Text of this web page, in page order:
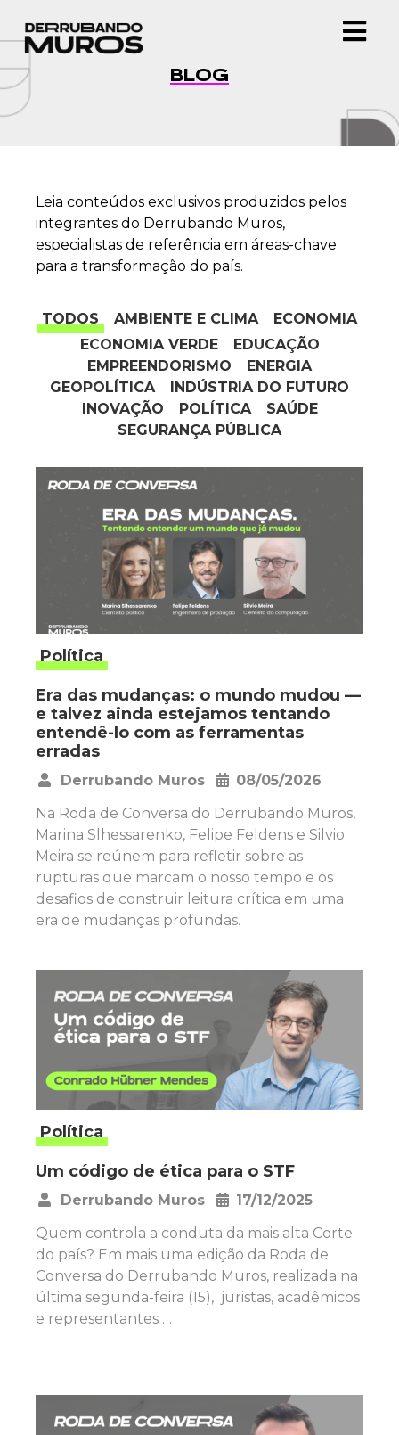
BLOG
Leia conteúdos exclusivos produzidos pelos
integrantes do Derrubando Muros,
especialistas de referência em áreas-chave
para a transformação do país.
TODOS AMBIENTE E CLIMA
ECONOMIA
ECONOMIA VERDE
EDUCAÇÃO
EMPREENDORISMO
ENERGIA
GEOPOLÍTICA
INDÚSTRIA DO FUTURO
INOVAÇÃO
POLÍTICA
SAÚDE
SEGURANÇA PÚBLICA
Política
Era das mudanças: o mundo mudou —
e talvez ainda estejamos tentando
entendê-lo com as ferramentas
erradas
Derrubando Muros
08/05/2026
Na Roda de Conversa do Derrubando Muros,
Marina Slhessarenko, Felipe Feldens e Silvio
Meira se reúnem para refletir sobre as
rupturas que marcam o nosso tempo e os
desafios de construir leitura crítica em uma
era de mudanças profundas.
Política
Um código de ética para o STF
Derrubando Muros
17/12/2025
Quem controla a conduta da mais alta Corte
do país? Em mais uma edição da Roda de
Conversa do Derrubando Muros, realizada na
última segunda-feira (15), juristas, acadêmicos
e representantes …